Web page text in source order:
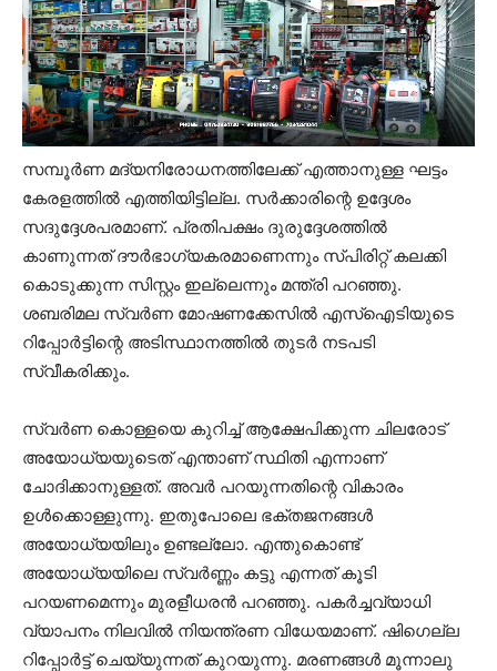
സമ്പൂർണ മദ്യനിരോധനത്തിലേക്ക് എത്താനുള്ള ഘട്ടം
കേരളത്തിൽ എത്തിയിട്ടില്ല. സർക്കാരിന്റെ ഉദ്ദേശം
സദുദ്ദേശപരമാണ്. പ്രതിപക്ഷം ദുരുദ്ദേശത്തിൽ
കാണുന്നത് ദൗർഭാഗ്യകരമാണെന്നും സ്പിരിറ്റ് കലക്കി
കൊടുക്കുന്ന സിസ്റ്റം ഇല്ലെന്നും മന്ത്രി പറഞ്ഞു.
ശബരിമല സ്വർണ മോഷണക്കേസിൽ എസ്ഐടിയുടെ
റിപ്പോർട്ടിന്റെ അടിസ്ഥാനത്തിൽ തുടർ നടപടി
സ്വീകരിക്കും.
സ്വർണ കൊള്ളയെ കുറിച്ച് ആക്ഷേപിക്കുന്ന ചിലരോട്
അയോധ്യയുടെത് എന്താണ് സ്ഥിതി എന്നാണ്
ചോദിക്കാനുള്ളത്. അവർ പറയുന്നതിന്റെ വികാരം
ഉൾക്കൊള്ളുന്നു. ഇതുപോലെ ഭക്തജനങ്ങൾ
അയോധ്യയിലും ഉണ്ടല്ലോ. എന്തുകൊണ്ട്
അയോധ്യയിലെ സ്വർണ്ണം കട്ടു എന്നത് കൂടി
പറയണമെന്നും മുരളീധരൻ പറഞ്ഞു. പകർച്ചവ്യാധി
വ്യാപനം നിലവിൽ നിയന്ത്രണ വിധേയമാണ്. ഷിഗെല്ല
റിപ്പോർട്ട് ചെയ്യുന്നത് കുറയുന്നു. മരണങ്ങൾ മൂന്നാലു